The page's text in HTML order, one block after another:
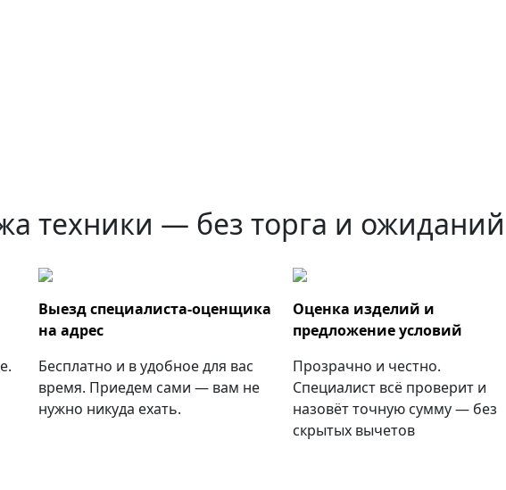
техники — без торга и ожиданий
Выезд специалиста-оценщика
на адрес
Бесплатно и в удобное для вас
время. Приедем сами — вам не
нужно никуда ехать.
Оценка изделий и
предложение условий
Прозрачно и честно.
Специалист всё проверит и
назовёт точную сумму — без
скрытых вычетов